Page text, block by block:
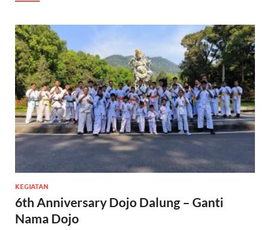
KEGIATAN
6th Anniversary Dojo Dalung – Ganti
Nama Dojo